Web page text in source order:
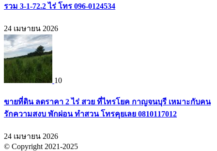
รวม 3-1-72.2 ไร่ โทร 096-0124534
24 เมษายน 2026
10
ขายที่ดิน ลดราคา 2 ไร่ สวย ที่ไทรโยค กาญจนบุรี เหมาะกับคน
รักความสงบ พักผ่อน ทำสวน โทรคุยเลย 0810117012
24 เมษายน 2026
© Copyright 2021-2025